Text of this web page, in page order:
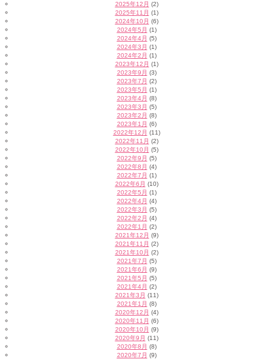
2025年12月 (2)
2025年11月 (1)
2024年10月 (6)
2024年5月 (1)
2024年4月 (5)
2024年3月 (1)
2024年2月 (1)
2023年12月 (1)
2023年9月 (3)
2023年7月 (2)
2023年5月 (1)
2023年4月 (8)
2023年3月 (5)
2023年2月 (8)
2023年1月 (6)
2022年12月 (11)
2022年11月 (2)
2022年10月 (5)
2022年9月 (5)
2022年8月 (4)
2022年7月 (1)
2022年6月 (10)
2022年5月 (1)
2022年4月 (4)
2022年3月 (5)
2022年2月 (4)
2022年1月 (2)
2021年12月 (9)
2021年11月 (2)
2021年10月 (2)
2021年7月 (5)
2021年6月 (9)
2021年5月 (5)
2021年4月 (2)
2021年3月 (11)
2021年1月 (8)
2020年12月 (4)
2020年11月 (6)
2020年10月 (9)
2020年9月 (11)
2020年8月 (8)
2020年7月 (9)